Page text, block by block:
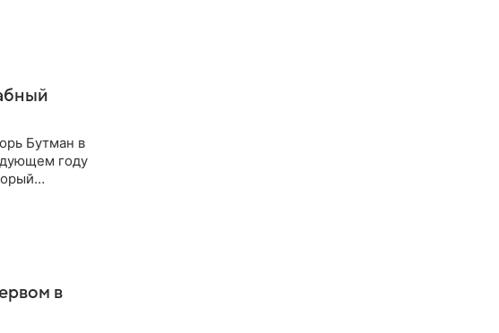
Бутман в
году
в